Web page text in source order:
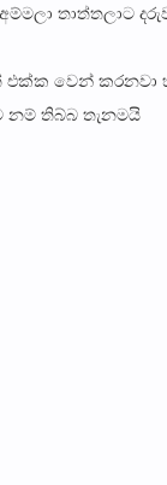
තාත්තලාට
එක්ක වෙන්
නම් තිබ්බ තැනමයි